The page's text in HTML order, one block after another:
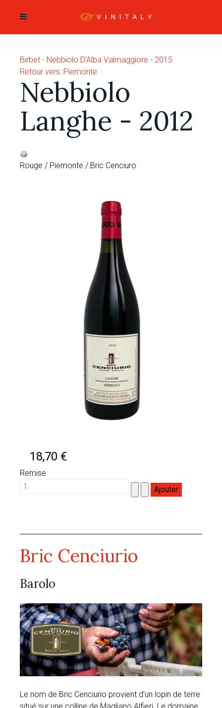
Birbet - Nebbiolo D'Alba Valmaggiore - 2015
Retour vers: Piemonte
Nebbiolo
Langhe - 2012
Rouge / Piemonte / Bric Cenciuro
18,70 €
Remise
Bric Cenciurio
Barolo
Le nom de Bric Cenciurio provient d’un lopin de terre